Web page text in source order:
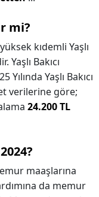
mi?
kıdemli Yaşlı
Yaşlı Bakıcı
Yaşlı Bakıcı
verilerine göre;
24.200 TL
maaşlarına
da memur